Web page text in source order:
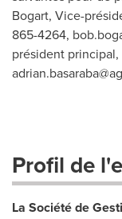
Bogart, Vice-
865-4264,
président
Profil de
La Société de